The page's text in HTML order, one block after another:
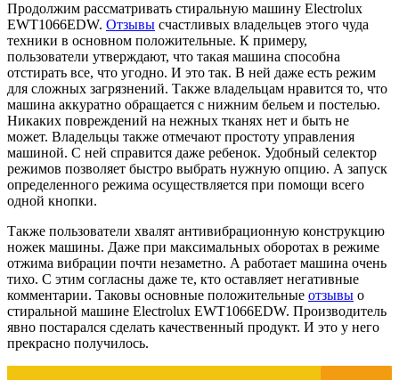
Продолжим рассматривать стиральную машину Electrolux
EWT1066EDW. Отзывы счастливых владельцев этого чуда
техники в основном положительные. К примеру,
пользователи утверждают, что такая машина способна
отстирать все, что угодно. И это так. В ней даже есть режим
для сложных загрязнений. Также владельцам нравится то, что
машина аккуратно обращается с нижним бельем и постелью.
Никаких повреждений на нежных тканях нет и быть не
может. Владельцы также отмечают простоту управления
машиной. С ней справится даже ребенок. Удобный селектор
режимов позволяет быстро выбрать нужную опцию. А запуск
определенного режима осуществляется при помощи всего
одной кнопки.
Также пользователи хвалят антивибрационную конструкцию
ножек машины. Даже при максимальных оборотах в режиме
отжима вибрации почти незаметно. А работает машина очень
тихо. С этим согласны даже те, кто оставляет негативные
комментарии. Таковы основные положительные отзывы о
стиральной машине Electrolux EWT1066EDW. Производитель
явно постарался сделать качественный продукт. И это у него
прекрасно получилось.